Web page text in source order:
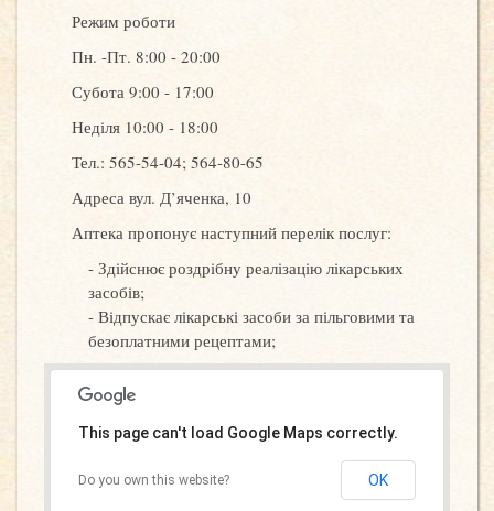
Режим роботи
Пн. -Пт. 8:00 - 20:00
Субота 9:00 - 17:00
Неділя 10:00 - 18:00
Тел.: 565-54-04; 564-80-65
Адреса вул. Д’яченка, 10
Аптека пропонує наступний перелік послуг:
Здійснює роздрібну реалізацію лікарських
засобів;
Відпускає лікарські засоби за пільговими та
безоплатними рецептами;
This page can't load Google Maps correctly.
Do you own this website? OK